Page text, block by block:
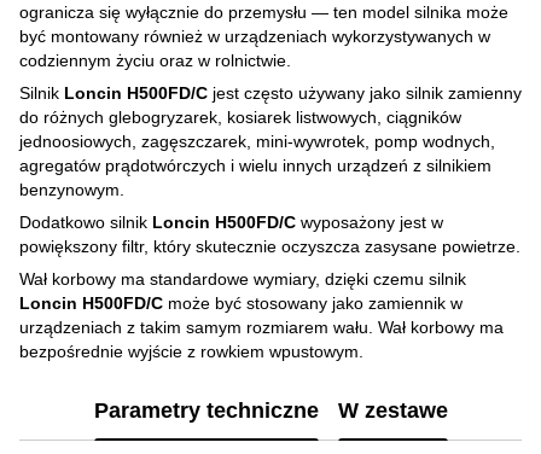
ogranicza się wyłącznie do przemysłu — ten model silnika może
być montowany również w urządzeniach wykorzystywanych w
codziennym życiu oraz w rolnictwie.
Silnik Loncin H500FD/C jest często używany jako silnik zamienny
do różnych glebogryzarek, kosiarek listwowych, ciągników
jednoosiowych, zagęszczarek, mini-wywrotek, pomp wodnych,
agregatów prądotwórczych i wielu innych urządzeń z silnikiem
benzynowym.
Dodatkowo silnik Loncin H500FD/C wyposażony jest w
powiększony filtr, który skutecznie oczyszcza zasysane powietrze.
Wał korbowy ma standardowe wymiary, dzięki czemu silnik
Loncin H500FD/C może być stosowany jako zamiennik w
urządzeniach z takim samym rozmiarem wału. Wał korbowy ma
bezpośrednie wyjście z rowkiem wpustowym.
Parametry techniczne W zestawe